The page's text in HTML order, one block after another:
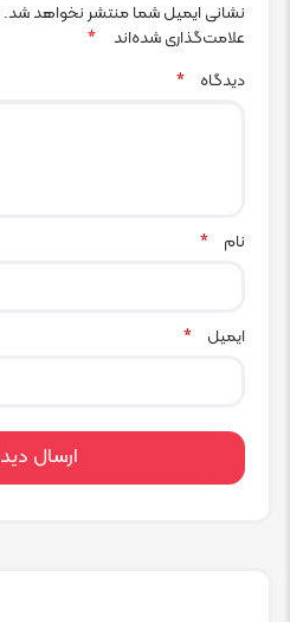
نشانی ایمیل شما منتشر نخواهد شد.
علامت‌گذاری شده‌اند
*
دیدگاه
*
نام *
ایمیل *